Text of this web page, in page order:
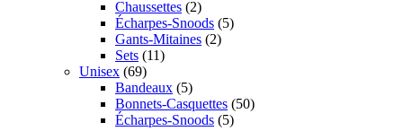
Chaussettes (2)
Écharpes-Snoods (5)
Gants-Mitaines (2)
Sets (11)
Unisex (69)
Bandeaux (5)
Bonnets-Casquettes (50)
Écharpes-Snoods (5)